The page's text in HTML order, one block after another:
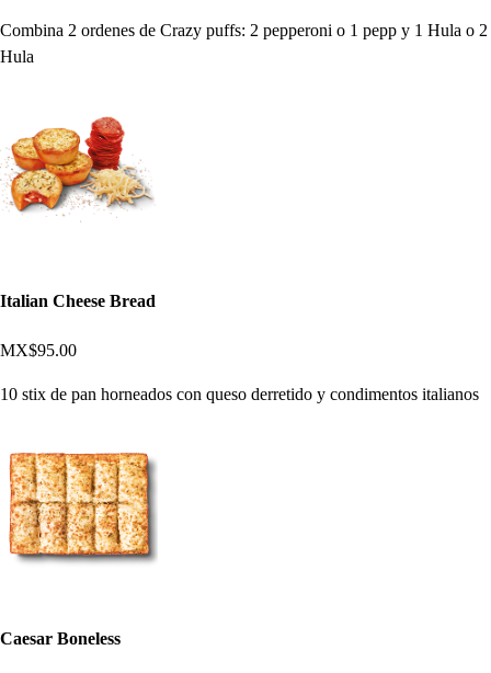
Combina 2 ordenes de Crazy puffs: 2 pepperoni o 1 pepp y 1 Hula o 2
Hula
Italian Cheese Bread
MX$95.00
10 stix de pan horneados con queso derretido y condimentos italianos
Caesar Boneless